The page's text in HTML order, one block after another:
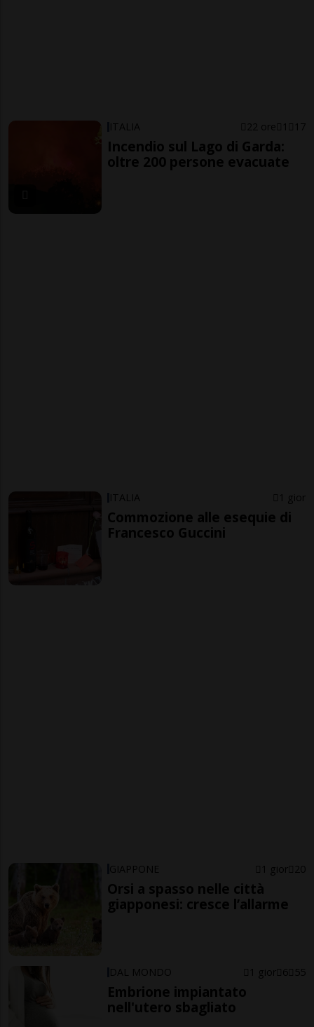
ITALIA 22 ore 1 17
Incendio sul Lago di Garda:
oltre 200 persone evacuate
ITALIA 1 gior
Commozione alle esequie di
Francesco Guccini
GIAPPONE 1 gior 20
Orsi a spasso nelle città
giapponesi: cresce l’allarme
DAL MONDO 1 gior 6 55
Embrione impiantato
nell'utero sbagliato